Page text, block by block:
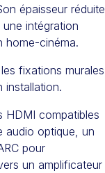
épaisseur réduite
intégration
home-cinéma.
fixations murales
HDMI compatibles
audio optique, un
pour
un amplificateur